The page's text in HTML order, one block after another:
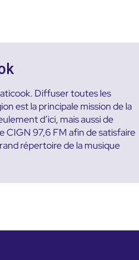
Diffuser toutes les
est la principale mission de la
d’ici, mais aussi de
CIGN 97,6 FM afin de satisfaire
répertoire de la musique